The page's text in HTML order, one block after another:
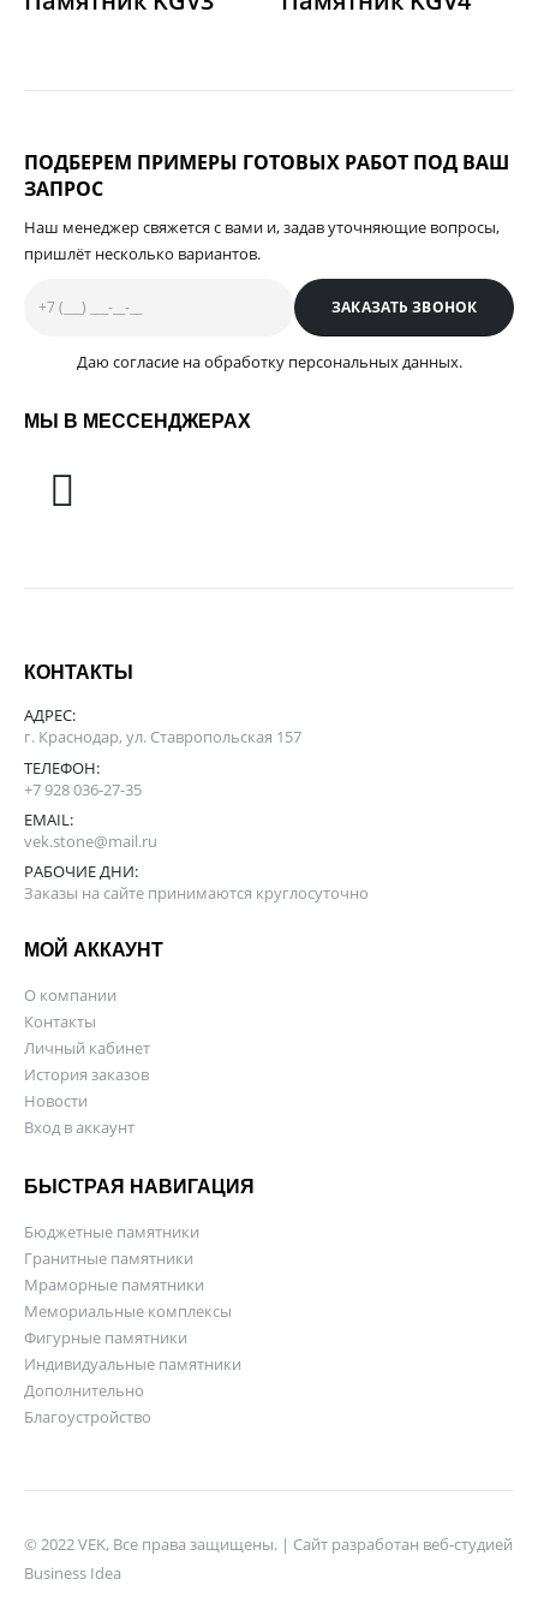
ПОДБЕРЕМ ПРИМЕРЫ ГОТОВЫХ РАБОТ ПОД ВАШ
ЗАПРОС
Наш менеджер свяжется с вами и, задав уточняющие вопросы,
пришлёт несколько вариантов.
Даю согласие на обработку персональных данных.
МЫ В МЕССЕНДЖЕРАХ
КОНТАКТЫ
АДРЕС:
г. Краснодар, ул. Ставропольская 157
ТЕЛЕФОН:
+7 928 036-27-35
EMAIL:
vek.stone@mail.ru
РАБОЧИЕ ДНИ:
Заказы на сайте принимаются круглосуточно
МОЙ АККАУНТ
О компании
Контакты
Личный кабинет
История заказов
Новости
Вход в аккаунт
БЫСТРАЯ НАВИГАЦИЯ
Бюджетные памятники
Гранитные памятники
Мраморные памятники
Мемориальные комплексы
Фигурные памятники
Индивидуальные памятники
Дополнительно
Благоустройство
© 2022 VEK, Все права защищены. | Сайт разработан веб-студией
Business Idea